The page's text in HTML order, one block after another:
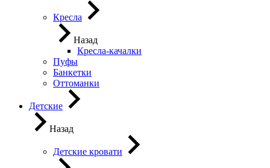
Кресла
Назад
Кресла-качалки
Пуфы
Банкетки
Оттоманки
Детские
Назад
Детские кровати